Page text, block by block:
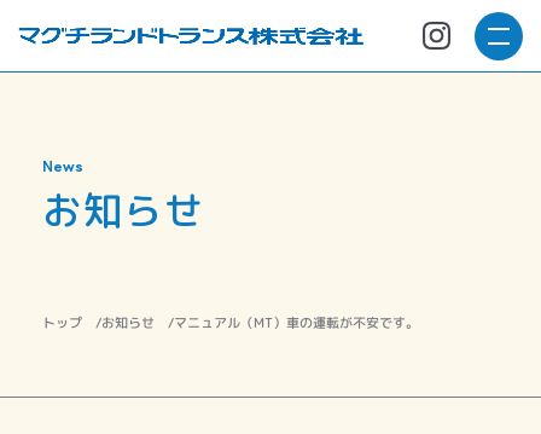
News
お知らせ
トップ お知らせ マニュアル（MT）車の運転が不安です。